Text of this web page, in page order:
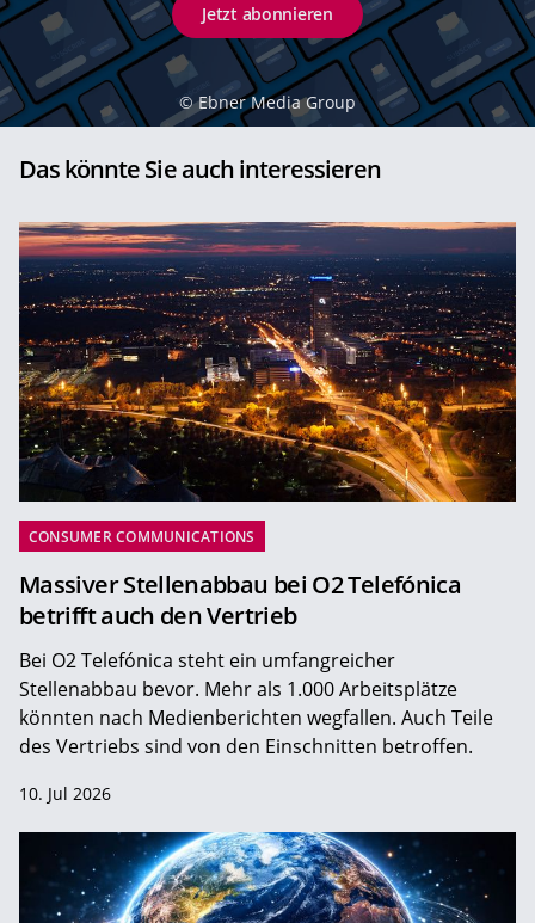
Jetzt abonnieren
© Ebner Media Group
Das könnte Sie auch interessieren
CONSUMER COMMUNICATIONS
Massiver Stellenabbau bei O2 Telefónica
betrifft auch den Vertrieb
Bei O2 Telefónica steht ein umfangreicher
Stellenabbau bevor. Mehr als 1.000 Arbeitsplätze
könnten nach Medienberichten wegfallen. Auch Teile
des Vertriebs sind von den Einschnitten betroffen.
10. Jul 2026